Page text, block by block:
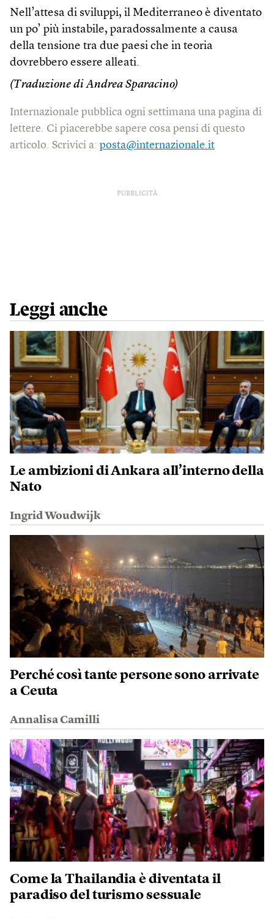
Nell’attesa di sviluppi, il Mediterraneo è diventato
un po’ più instabile, paradossalmente a causa
della tensione tra due paesi che in teoria
dovrebbero essere alleati.
(Traduzione di Andrea Sparacino)
Internazionale pubblica ogni settimana una pagina di
lettere. Ci piacerebbe sapere cosa pensi di questo
articolo. Scrivici a: posta@internazionale.it
PUBBLICITÀ
Leggi anche
Le ambizioni di Ankara all’interno della
Nato
Ingrid Woudwijk
Perché così tante persone sono arrivate
a Ceuta
Annalisa Camilli
Come la Thailandia è diventata il
paradiso del turismo sessuale